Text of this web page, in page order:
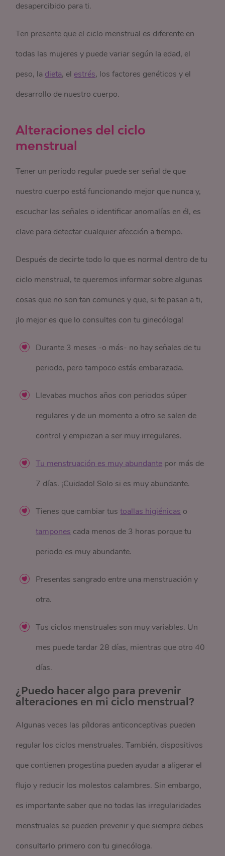
desapercibido para ti.
Ten presente que el ciclo menstrual es diferente en
todas las mujeres y puede variar según la edad, el
peso, la dieta, el estrés, los factores genéticos y el
desarrollo de nuestro cuerpo.
Alteraciones del ciclo
menstrual
Tener un periodo regular puede ser señal de que
nuestro cuerpo está funcionando mejor que nunca y,
escuchar las señales o identificar anomalías en él, es
clave para detectar cualquier afección a tiempo.
Después de decirte todo lo que es normal dentro de tu
ciclo menstrual, te queremos informar sobre algunas
cosas que no son tan comunes y que, si te pasan a ti,
¡lo mejor es que lo consultes con tu ginecóloga!
Durante 3 meses -o más- no hay señales de tu
periodo, pero tampoco estás embarazada.
Llevabas muchos años con periodos súper
regulares y de un momento a otro se salen de
control y empiezan a ser muy irregulares.
Tu menstruación es muy abundante por más de
7 días. ¡Cuidado! Solo si es muy abundante.
Tienes que cambiar tustoallas higiénicas o
tampones cada menos de 3 horas porque tu
periodo es muy abundante.
Presentas sangrado entre una menstruación y
otra.
Tus ciclos menstruales son muy variables. Un
mes puede tardar 28 días, mientras que otro 40
días.
¿Puedo hacer algo para prevenir
alteraciones en mi ciclo menstrual?
Algunas veces las píldoras anticonceptivas pueden
regular los ciclos menstruales. También, dispositivos
que contienen progestina pueden ayudar a aligerar el
flujo y reducir los molestos calambres. Sin embargo,
es importante saber que no todas las irregularidades
menstruales se pueden prevenir y que siempre debes
consultarlo primero con tu ginecóloga.